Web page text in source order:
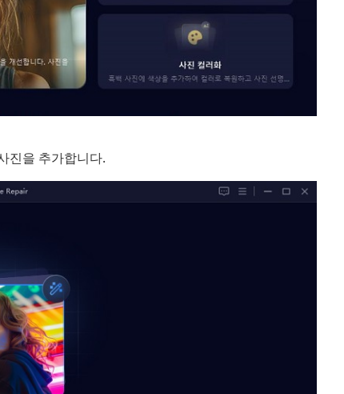
진을 추가합니다.